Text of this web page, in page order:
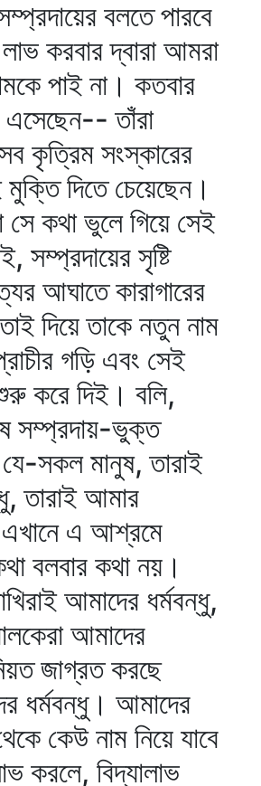
বলতে পারবে
করবার দ্বারা আমরা
পাই না। কতবার
তাঁরা
কৃত্রিম সংস্কারের
দিতে চেয়েছেন।
কথা ভুলে গিয়ে সেই
সম্প্রদায়ের সৃষ্টি
আঘাতে কারাগারের
দিয়ে তাকে নতুন নাম
গড়ি এবং সেই
করে দিই। বলি,
সম্প্রদায়-ভুক্ত
সকল মানুষ, তারাই
তারাই আমার
এ আশ্রমে
বলবার কথা নয়।
আমাদের ধর্মবন্ধু,
আমাদের
জাগ্রত করছে
ধর্মবন্ধু। আমাদের
কেউ নাম নিয়ে যাবে
করলে, বিদ্যালাভ